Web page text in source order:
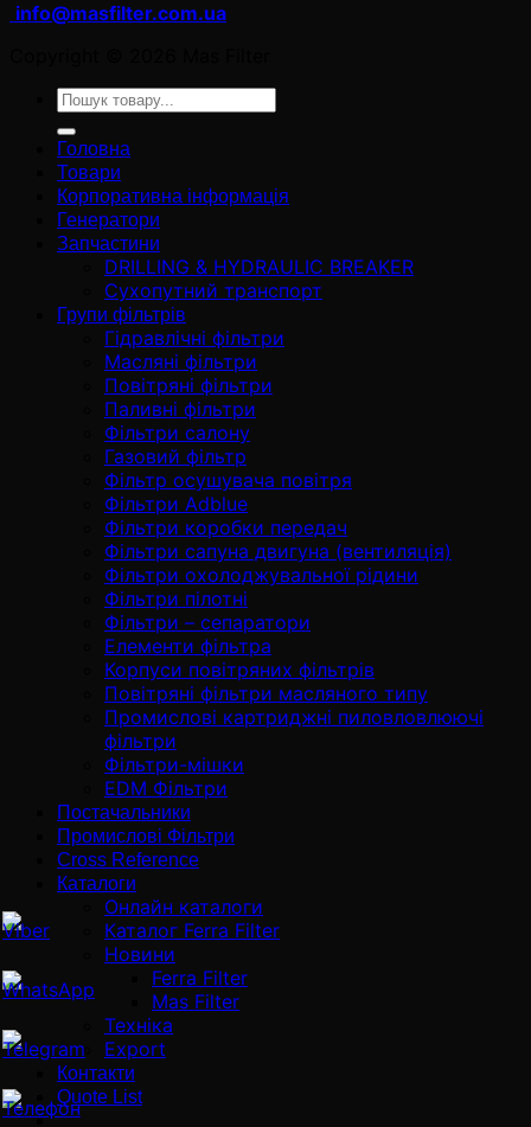
info@masfilter.com.ua
Ara:
Головна
Товари
Корпоративна інформація
Генератори
Запчастини
DRILLING & HYDRAULIC BREAKER
Сухопутний транспорт
Групи фільтрів
Гідравлічні фільтри
Масляні фільтри
Повітряні фільтри
Паливні фільтри
Фільтри салону
Газовий фільтр
Фільтр осушувача повітря
Фільтри Adblue
Фільтри коробки передач
Фільтри сапуна двигуна (вентиляція)
Фільтри охолоджувальної рідини
Фільтри пілотні
Фільтри – сепаратори
Елементи фільтра
Корпуси повітряних фільтрів
Повітряні фільтри масляного типу
Промислові картриджні пиловловлюючі
фільтри
Фільтри-мішки
EDM Фільтри
Постачальники
Промислові Фільтри
Cross Reference
Каталоги
Онлайн каталоги
Каталог Ferra Filter
Новини
Ferra Filter
Mas Filter
Техніка
Export
Контакти
Quote List